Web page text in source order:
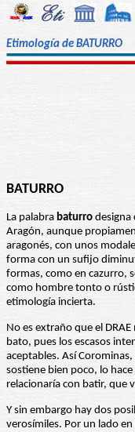
Etimología de BATURRO
BATURRO
La palabra baturro designa
Aragón, aunque
aragonés, con unos
forma con un sufijo
formas, como en cazurro,
como hombre tonto o
etimología incierta.
No es extraño que el
bato, pues los escasos
aceptables. Así
sostiene bien poco, lo
relacionaría con batir, que
Y sin embargo hay dos
verosímiles. Por un lado